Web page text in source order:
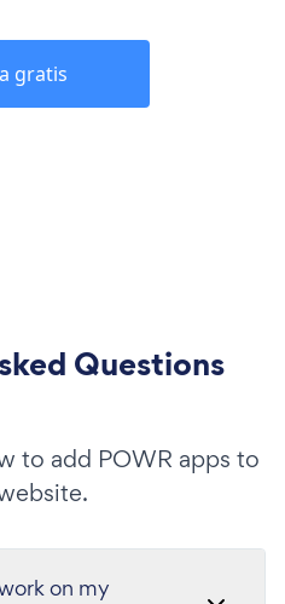
gratis
Questions
to add POWR apps to
on my